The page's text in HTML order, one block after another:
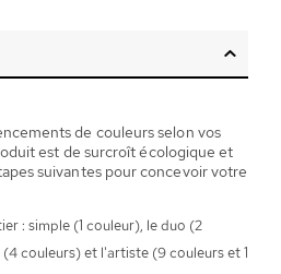
de couleurs selon vos
est de surcroît écologique et
suivantes pour concevoir votre
: simple (1 couleur), le duo (2
couleurs) et l'artiste (9 couleurs et 1